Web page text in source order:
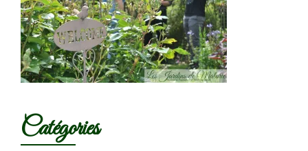
Catégories